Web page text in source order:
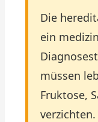
Die
ein
müssen
Fruktose,